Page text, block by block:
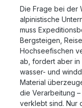
Die Frage bei der
alpinistische
muss
Bergsteigen,
Hochseefischen
ab, fordert aber in
wasser- und
Material
die Verarbeitung
verklebt sind. Nur